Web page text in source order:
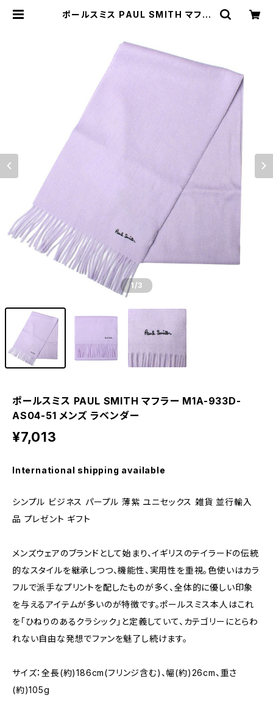
ポールスミス PAUL SMITH マフラ
1/3
ポールスミス PAUL SMITH マフラー M1A-933D-
AS04-51 メンズ ラベンダー
¥7,013
International shipping available
シンプル ビジネス パープル 薄紫 ユニセックス 雑貨 並行輸入
品 プレゼント ギフト
メンズウェアのブランドとして始まり、イギリスのテイラードの伝統
的なスタイルを継承しつつ、機能性、実用性を重視。色使いはカラ
フルで派手なプリントを配したものが多く、全体的に優しい印象
を与えるアイテムが多いのが特徴です。ポールスミス本人はこれ
を「ひねりのあるクラシック」と定義していて、カテゴリーにとらわ
れない自由な発想でファンを魅了し続けます。
サイズ：全長(約)186cm(フリンジ含む)、幅(約)26cm、重さ
(約)105g